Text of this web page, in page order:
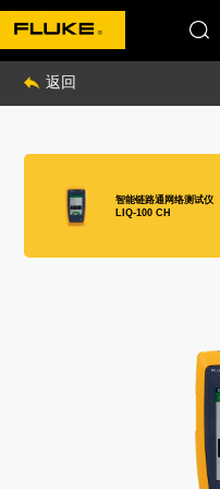
返回
智能链路通网络测试仪
LIQ-100 CH